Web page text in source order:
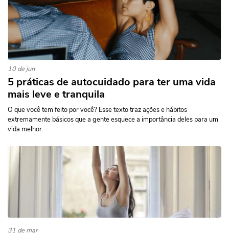
10 de jun
5 práticas de autocuidado para ter uma vida
mais leve e tranquila
O que você tem feito por você? Esse texto traz ações e hábitos
extremamente básicos que a gente esquece a importância deles para um
vida melhor.
31 de mar